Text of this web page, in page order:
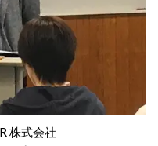
株式会社